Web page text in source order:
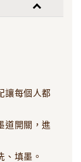
讓每個人都
道開關，進
、填墨。